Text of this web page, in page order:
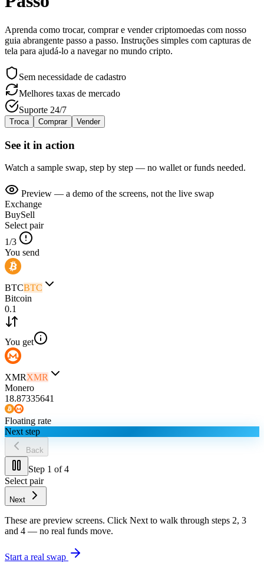
Aprenda como trocar, comprar e vender criptomoedas com nosso
guia abrangente passo a passo. Instruções simples com capturas de
tela para ajudá-lo a navegar no mundo cripto.
Sem necessidade de cadastro
Melhores taxas de mercado
Suporte 24/7
Troca Comprar Vender
See it in action
Watch a sample swap, step by step — no wallet or funds needed.
Preview — a demo of the screens, not the live swap
Exchange
BuySell
Select pair
1/3
You send
BTCBTC
Bitcoin
0.1
You get
XMRXMR
Monero
18.87335641
Floating rate
Next step
Back
Step 1 of 4
Select pair
Next
These are preview screens. Click Next to walk through steps 2, 3
and 4 — no real funds move.
Start a real swap